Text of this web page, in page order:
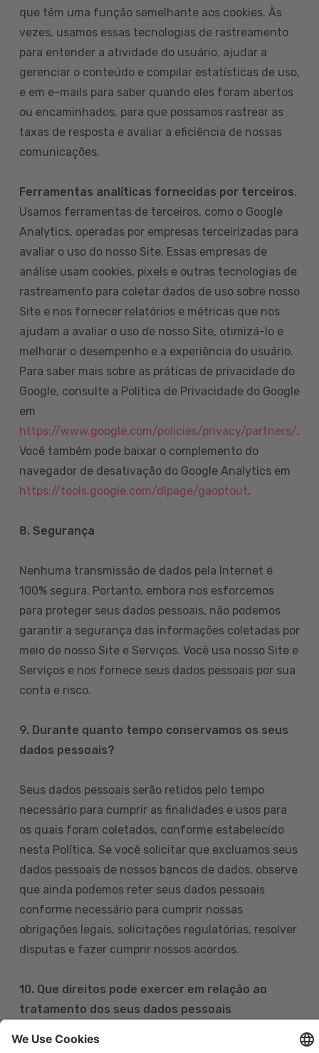
que têm uma função semelhante aos cookies. Às
vezes, usamos essas tecnologias de rastreamento
para entender a atividade do usuário, ajudar a
gerenciar o conteúdo e compilar estatísticas de uso,
e em e-mails para saber quando eles foram abertos
ou encaminhados, para que possamos rastrear as
taxas de resposta e avaliar a eficiência de nossas
comunicações.
Ferramentas analíticas fornecidas por terceiros.
Usamos ferramentas de terceiros, como o Google
Analytics, operadas por empresas terceirizadas para
avaliar o uso do nosso Site. Essas empresas de
análise usam cookies, pixels e outras tecnologias de
rastreamento para coletar dados de uso sobre nosso
Site e nos fornecer relatórios e métricas que nos
ajudam a avaliar o uso de nosso Site, otimizá-lo e
melhorar o desempenho e a experiência do usuário.
Para saber mais sobre as práticas de privacidade do
Google, consulte a Política de Privacidade do Google
em
https://www.google.com/policies/privacy/partners/.
Você também pode baixar o complemento do
navegador de desativação do Google Analytics em
https://tools.google.com/dlpage/gaoptout.
8. Segurança
Nenhuma transmissão de dados pela Internet é
100% segura. Portanto, embora nos esforcemos
para proteger seus dados pessoais, não podemos
garantir a segurança das informações coletadas por
meio de nosso Site e Serviços. Você usa nosso Site e
Serviços e nos fornece seus dados pessoais por sua
conta e risco.
9. Durante quanto tempo conservamos os seus
dados pessoais?
Seus dados pessoais serão retidos pelo tempo
necessário para cumprir as finalidades e usos para
os quais foram coletados, conforme estabelecido
nesta Política. Se você solicitar que excluamos seus
dados pessoais de nossos bancos de dados, observe
que ainda podemos reter seus dados pessoais
conforme necessário para cumprir nossas
obrigações legais, solicitações regulatórias, resolver
disputas e fazer cumprir nossos acordos.
10. Que direitos pode exercer em relação ao
tratamento dos seus dados pessoais